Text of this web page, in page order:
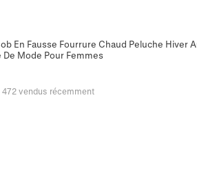
En Fausse Fourrure Chaud Peluche Hiver
De Mode Pour Femmes
472 vendus récemment